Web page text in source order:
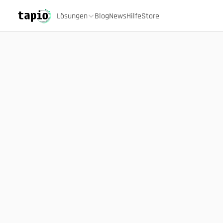
Lösungen BlogNewsHilfeStore